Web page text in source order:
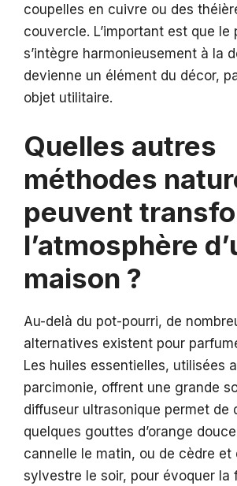
coupelles en cuivre ou des
couvercle. L’important est que le
s’intègre harmonieusement à la
devienne un élément du décor,
objet utilitaire.
Quelles autres
méthodes
peuvent
l’atmosphère
maison ?
Au-delà du pot-pourri, de
alternatives existent pour
Les huiles essentielles, utilisées
parcimonie, offrent une grande
diffuseur ultrasonique permet de
quelques gouttes d’orange
cannelle le matin, ou de cèdre et
sylvestre le soir, pour évoquer la